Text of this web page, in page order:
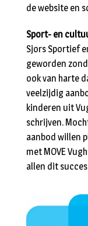
de website en
Sport- en
Sjors Sportief
geworden
ook van harte
veelzijdig
kinderen uit
schrijven.
aanbod willen
met MOVE
allen dit